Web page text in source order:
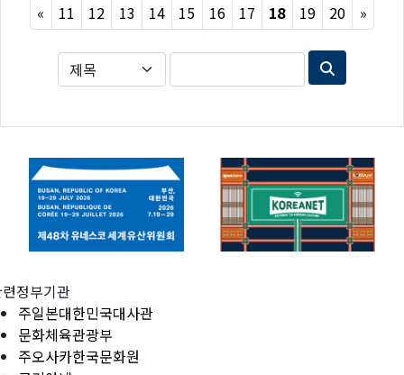
« Previous
11 12 13 14 15 16 17 18 19 20 »Next
정부기관
주일본대한민국대사관
문화체육관광부
주오사카한국문화원